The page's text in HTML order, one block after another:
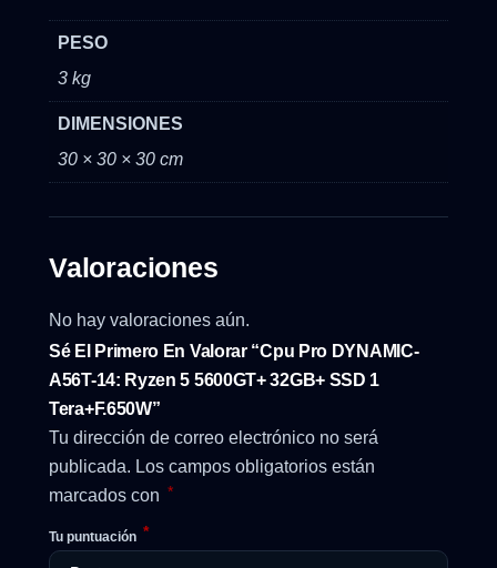
PESO
3 kg
DIMENSIONES
30 × 30 × 30 cm
Valoraciones
No hay valoraciones aún.
Sé El Primero En Valorar “Cpu Pro DYNAMIC-
A56T-14: Ryzen 5 5600GT+ 32GB+ SSD 1
Tera+F.650W”
Tu dirección de correo electrónico no será
publicada. Los campos obligatorios están
marcados con *
Tu puntuación *